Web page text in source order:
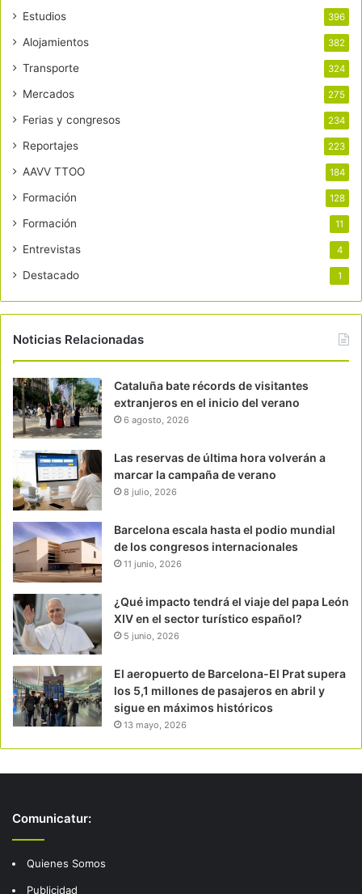
Estudios 396
Alojamientos 382
Transporte 324
Mercados 275
Ferias y congresos 234
Reportajes 223
AAVV TTOO 184
Formación 128
Formación 11
Entrevistas 4
Destacado 1
Noticias Relacionadas
Cataluña bate récords de visitantes
extranjeros en el inicio del verano
6 agosto, 2026
Las reservas de última hora volverán a
marcar la campaña de verano
8 julio, 2026
Barcelona escala hasta el podio mundial
de los congresos internacionales
11 junio, 2026
¿Qué impacto tendrá el viaje del papa León
XIV en el sector turístico español?
5 junio, 2026
El aeropuerto de Barcelona-El Prat supera
los 5,1 millones de pasajeros en abril y
sigue en máximos históricos
13 mayo, 2026
Comunicatur:
Quienes Somos
Publicidad